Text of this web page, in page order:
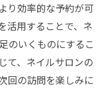
り効率的な予約が可
活用することで、ネ
のいくものにするこ
て、ネイルサロンの
回の訪問を楽しみに